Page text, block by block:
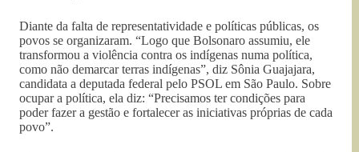
Diante da falta de representatividade e políticas públicas, os
povos se organizaram. “Logo que Bolsonaro assumiu, ele
transformou a violência contra os indígenas numa política,
como não demarcar terras indígenas”, diz Sônia Guajajara,
candidata a deputada federal pelo PSOL em São Paulo. Sobre
ocupar a política, ela diz: “Precisamos ter condições para
poder fazer a gestão e fortalecer as iniciativas próprias de cada
povo”.